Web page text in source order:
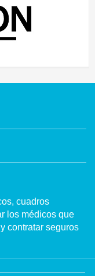
cuadros
los médicos que
contratar seguros